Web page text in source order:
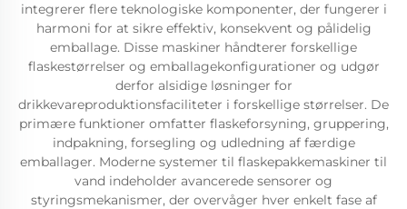
integrerer flere teknologiske komponenter, der fungerer i
harmoni for at sikre effektiv, konsekvent og pålidelig
emballage. Disse maskiner håndterer forskellige
flaskestørrelser og emballagekonfigurationer og udgør
derfor alsidige løsninger for
drikkevareproduktionsfaciliteter i forskellige størrelser. De
primære funktioner omfatter flaskeforsyning, gruppering,
indpakning, forsegling og udledning af færdige
emballager. Moderne systemer til flaskepakkemaskiner til
vand indeholder avancerede sensorer og
styringsmekanismer, der overvåger hver enkelt fase af